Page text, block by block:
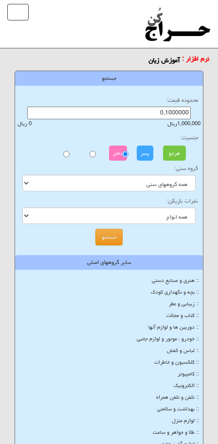
نرم افزار :آموزش زبان
جستجو
محدوده قیمت:
1,000,000ریال 0 ریال
جنسیت:
هردو پسر دختر
گروه سنی:
نفرات بازیکن:
سایر گروههای اصلی
:: هنری و صنایع دستی
:: بچه و نگهداری کودک
:: زیبایی و عطر
:: کتاب و مجلات
:: دوربین ها و لوازم آنها
:: خودرو ، موتور و لوازم جانبی
:: لباس و کفش
:: کلکسیون و خاطرات
:: کامپیوتر
:: الکترونیک
:: تلفن و تلفن همراه
:: بهداشت و سلامتی
:: لوازم منزل
:: طلا و جواهر و ساعت